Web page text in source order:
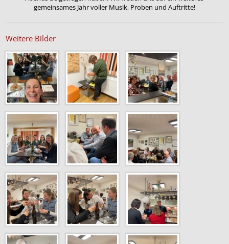
gemeinsames Jahr voller Musik, Proben und Auftritte!
Weitere Bilder